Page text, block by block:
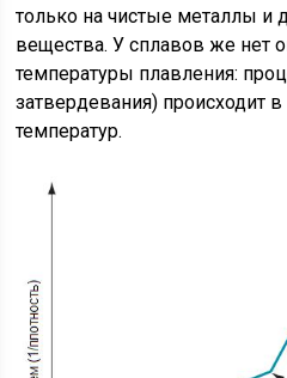
только на чистые металлы и
вещества. У сплавов же нет
температуры плавления:
затвердевания) происходит
температур.